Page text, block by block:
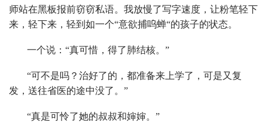
师站在黑板报前窃窃私语。我放慢了写字速度，让粉笔轻下
来，轻下来，轻到如一个“意欲捕呜蝉“的孩子的状态。
一个说：“真可惜，得了肺结核。”
“可不是吗？治好了的，都准备来上学了，可是又复
发，送往省医的途中没了。”
“真是可怜了她的叔叔和婶婶。”